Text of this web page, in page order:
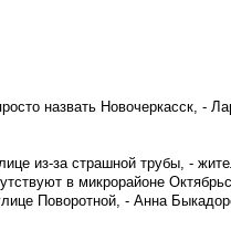
назвать Новочеркасск, -
из-за страшной трубы, -
в микрорайоне
Поворотной, - Анна